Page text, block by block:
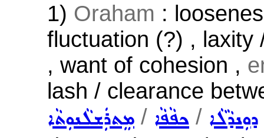
1) Oraham :
fluctuation (?) , laxity
, want of cohesion ,
lash / clearance
ܡܸܬܪܲܫܠܵܢܘܼܬܵܐ / ܟܦܵܦܵܐ / ܕܘܼܢܕܵܠܵܐ